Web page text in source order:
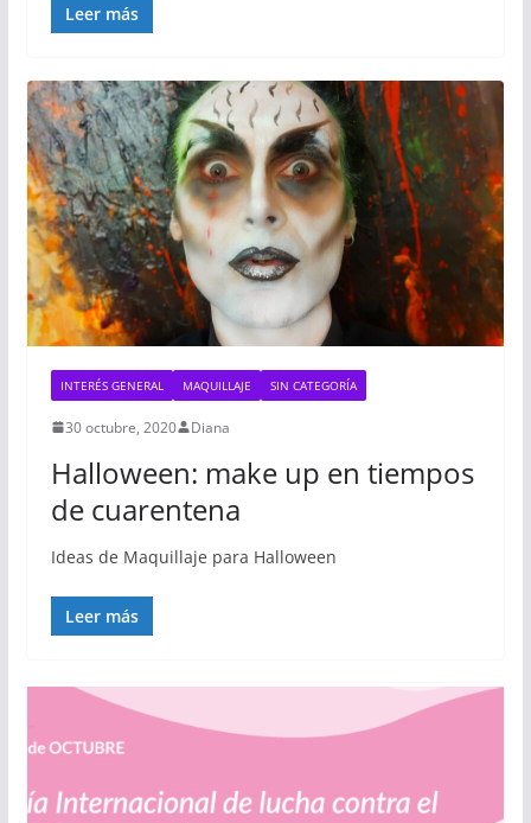
Leer más
INTERÉS GENERAL MAQUILLAJE SIN CATEGORÍA
30 octubre, 2020 Diana
Halloween: make up en tiempos
de cuarentena
Ideas de Maquillaje para Halloween
Leer más